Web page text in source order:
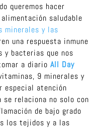
queremos hacer
saludable
minerales y las
una respuesta inmune
y bacterias que nos
a diarioAll Day
9 minerales y
especial atención
se relaciona no solo con
de bajo grado
los tejidos y a las